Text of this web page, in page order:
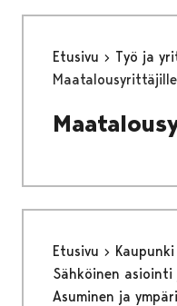
Etusivu
Työ ja
Maatalousyrittäjille
Etusivu
Sähköinen
Asuminen ja